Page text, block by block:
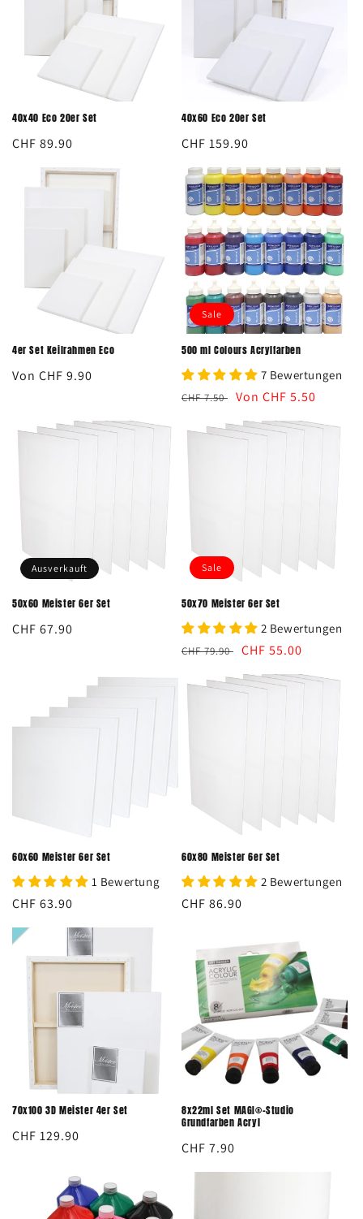
40x40 Eco 20er Set
Normaler
CHF 89.90
40x60 Eco 20er Set
Normaler
CHF 159.90
4er Set Keilrahmen Eco
Normaler
Von CHF 9.90
Sale
500 ml Colours Acrylfarben
7 Bewertungen
Normaler
CHF 7.50 Verkaufspreis
Von CHF 5.50
Ausverkauft
50x60 Meister 6er Set
Normaler
CHF 67.90
Sale
50x70 Meister 6er Set
2 Bewertungen
Normaler
CHF 79.90 Verkaufspreis
CHF 55.00
60x60 Meister 6er Set
1 Bewertung
Normaler
CHF 63.90
60x80 Meister 6er Set
2 Bewertungen
Normaler
CHF 86.90
70x100 3D Meister 4er Set
Normaler
CHF 129.90
8x22ml Set MAGI®-Studio
Grundfarben Acryl
Normaler
CHF 7.90